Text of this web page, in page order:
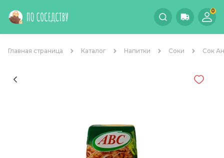
0
Главная страница Каталог Напитки Соки Сок